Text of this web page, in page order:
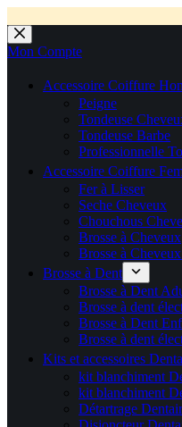
Passer
au
Mon Compte
Accessoire Coiffure
Peigne
Tondeuse
Tondeuse Barbe
Professionnelle
Accessoire Coiffure
Fer à Lisser
Seche Cheveux
Chouchous
Brosse à Cheveux
Brosse à
Brosse à Dent
Brosse à Dent
Brosse à dent
Brosse à Dent
Brosse à dent
Kits et accessoires
kit blanchiment
kit blanchiment
Détartrage